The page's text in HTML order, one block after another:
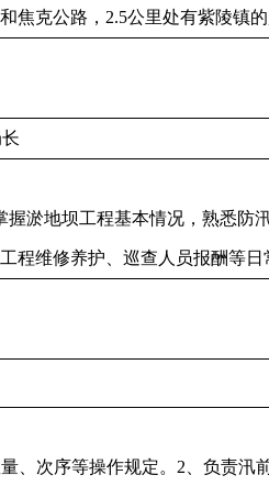
焦克公路，2.5公里处有紫陵镇的
握淤地坝工程基本情况，熟悉
程维修养护、巡查人员报酬等日
、次序等操作规定。2、负责